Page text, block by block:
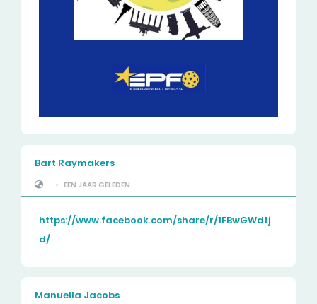
Bart Raymakers
• EEN JAAR GELEDEN
https://www.facebook.com/share/r/1FBwGWdtj
d/
Manuella Jacobs